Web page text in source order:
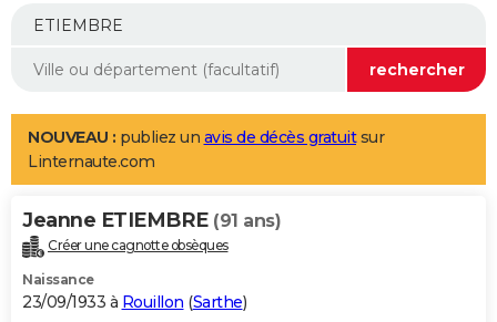
Mobiles
Meilleur smartphone
Internet
Ordinateurs
Jeux vidéo
Guide high-tech
Aménagement intérieur
LIFESTYLE
Art de vivre
Bien-être
Loisirs
Mode
Modes de vie
Alimentation
Guide de la santé
Maladies
Médicaments
Sommeil
VOYAGE
Destinations
City break
Voyage nature
Voyage de noces
Forum
Climat
+PHOTO
GUIDES D'ACHAT
NOUVEAU : publiez un avis de décès gratuitsur
Linternaute.com
Jeanne ETIEMBRE (91 ans)
Créer une cagnotte obsèques
Naissance
23/09/1933 à Rouillon (Sarthe)